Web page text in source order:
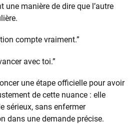
une manière de dire que l’autre
compte vraiment.”
avec toi.”
une étape officielle pour avoir
de cette nuance : elle
sérieux, sans enfermer
dans une demande précise.